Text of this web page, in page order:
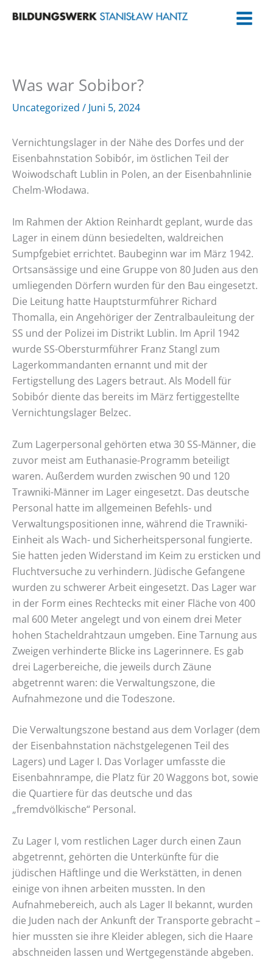
Inhalt
Was war Sobibor?
Uncategorized / Juni 5, 2024
Vernichtungslager in der Nähe des Dorfes und der
Eisenbahnstation Sobibór, im östlichen Teil der
Woiwodschaft Lublin in Polen, an der Eisenbahnlinie
Chelm-Włodawa.
Im Rahmen der Aktion Reinhardt geplant, wurde das
Lager in einem dünn besiedelten, waldreichen
Sumpfgebiet errichtet. Baubeginn war im März 1942.
Ortsansässige und eine Gruppe von 80 Juden aus den
umliegenden Dörfern wurden für den Bau eingesetzt.
Die Leitung hatte Hauptsturmführer Richard
Thomalla, ein Angehöriger der Zentralbauleitung der
SS und der Polizei im Distrikt Lublin. Im April 1942
wurde SS-Obersturmführer Franz Stangl zum
Lagerkommandanten ernannt und mit der
Fertigstellung des Lagers betraut. Als Modell für
Sobibór diente das bereits im März fertiggestellte
Vernichtungslager Belzec.
Zum Lagerpersonal gehörten etwa 30 SS-Männer, die
zuvor meist am Euthanasie-Programm beteiligt
waren. Außerdem wurden zwischen 90 und 120
Trawniki-Männer im Lager eingesetzt. Das deutsche
Personal hatte im allgemeinen Befehls- und
Verwaltungspositionen inne, während die Trawniki-
Einheit als Wach- und Sicherheitspersonal fungierte.
Sie hatten jeden Widerstand im Keim zu ersticken und
Fluchtversuche zu verhindern. Jüdische Gefangene
wurden zu schwerer Arbeit eingesetzt. Das Lager war
in der Form eines Rechtecks mit einer Fläche von 400
mal 600 Meter angelegt und von einem drei Meter
hohen Stacheldrahtzaun umgeben. Eine Tarnung aus
Zweigen verhinderte Blicke ins Lagerinnere. Es gab
drei Lagerbereiche, die jeweils durch Zäune
abgetrennt waren: die Verwaltungszone, die
Aufnahmezone und die Todeszone.
Die Verwaltungszone bestand aus dem Vorlager (dem
der Eisenbahnstation nächstgelegenen Teil des
Lagers) und Lager I. Das Vorlager umfasste die
Eisenbahnrampe, die Platz für 20 Waggons bot, sowie
die Quartiere für das deutsche und das
„fremdvölkische“ Personal.
Zu Lager I, vom restlichen Lager durch einen Zaun
abgetrennt, gehörten die Unterkünfte für die
jüdischen Häftlinge und die Werkstätten, in denen
einige von ihnen arbeiten mussten. In den
Aufnahmebereich, auch als Lager II bekannt, wurden
die Juden nach der Ankunft der Transporte gebracht –
hier mussten sie ihre Kleider ablegen, sich die Haare
abschneiden lassen und Wertgegenstände abgeben.